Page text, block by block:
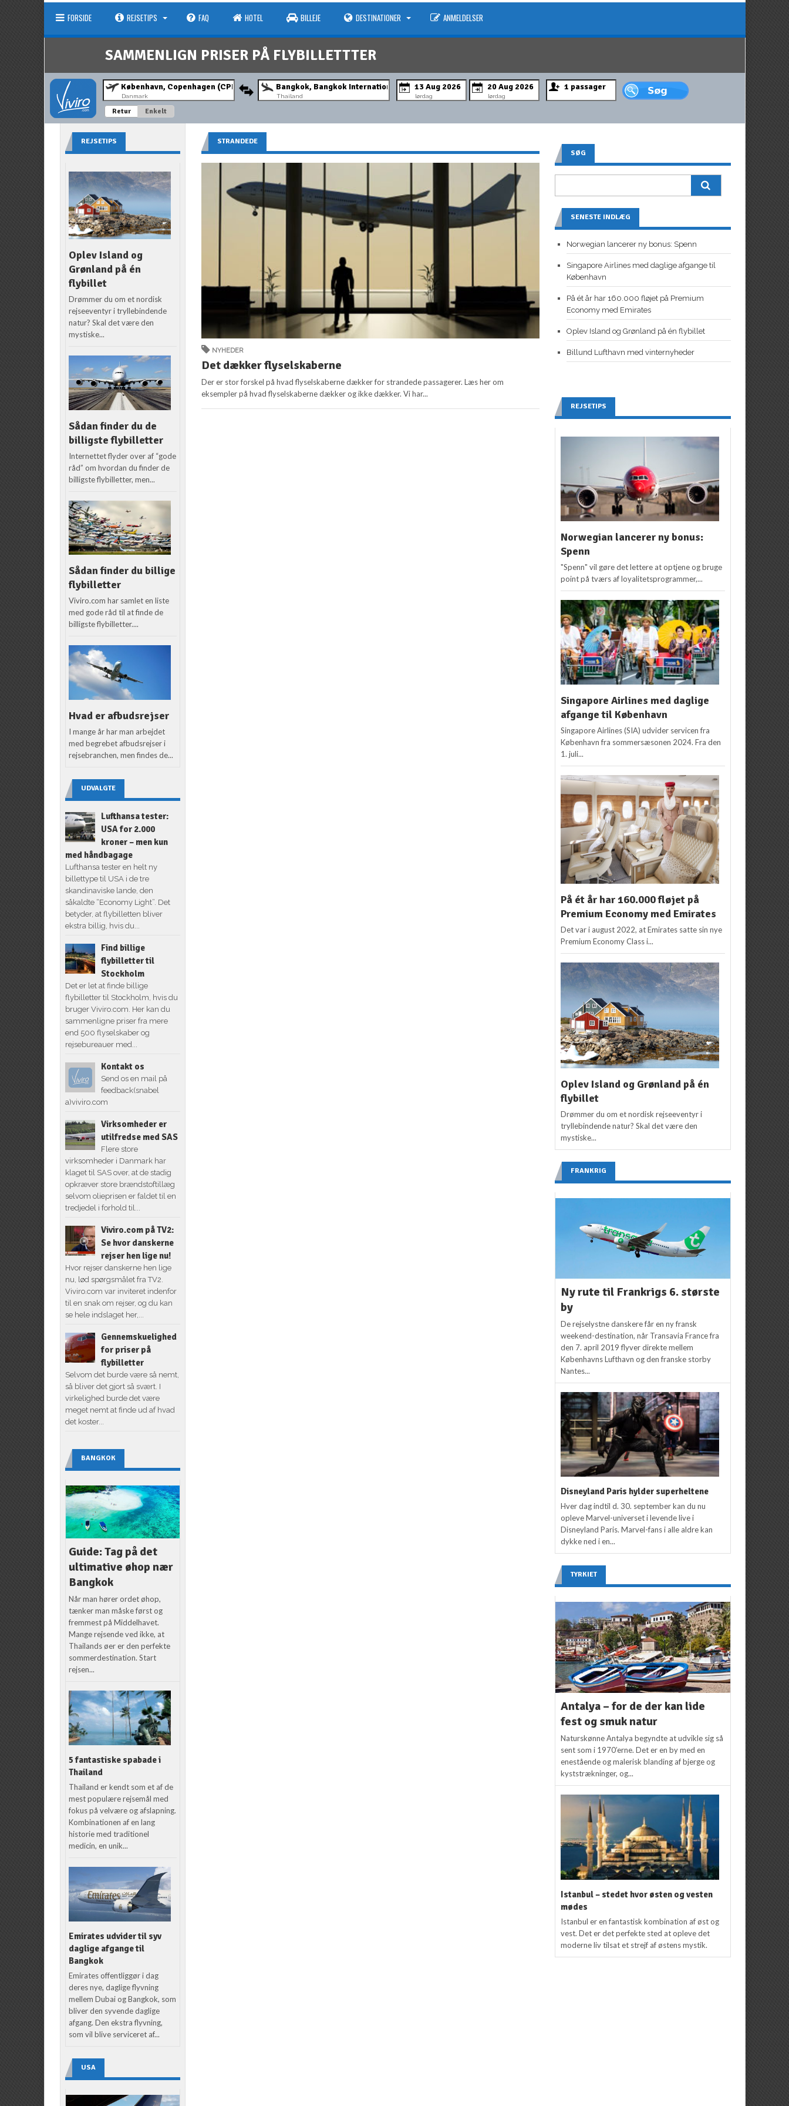
FORSIDE REJSETIPS FAQ HOTEL BILLEJE DESTINATIONER ANMELDELSER
SAMMENLIGN PRISER PÅ FLYBILLETTTER
Danmark Thailand lørdag lørdag
Retur Enkelt
STRANDEDE
NYHEDER
Det dækker flyselskaberne
Der er stor forskel på hvad flyselskaberne dækker for strandede passagerer. Læs her om
eksempler på hvad flyselskaberne dækker og ikke dækker. Vi har...
REJSETIPS
Oplev Island og
Grønland på én
flybillet
Drømmer du om et nordisk
rejseeventyr i tryllebindende
natur? Skal det være den
mystiske...
Sådan finder du de
billigste flybilletter
Internettet flyder over af “gode
råd” om hvordan du finder de
billigste flybilletter, men...
Sådan finder du billige
flybilletter
Viviro.com har samlet en liste
med gode råd til at finde de
billigste flybilletter....
Hvad er afbudsrejser
I mange år har man arbejdet
med begrebet afbudsrejser i
rejsebranchen, men findes de...
UDVALGTE
Lufthansa tester:
USA for 2.000
kroner – men kun
med håndbagage
Lufthansa tester en helt ny
billettype til USA i de tre
skandinaviske lande, den
såkaldte “Economy Light”. Det
betyder, at flybilletten bliver
ekstra billig, hvis du...
Find billige
flybilletter til
Stockholm
Det er let at finde billige
flybilletter til Stockholm, hvis du
bruger Viviro.com. Her kan du
sammenligne priser fra mere
end 500 flyselskaber og
rejsebureauer med...
Kontakt os
Send os en mail på
feedback(snabel
a)viviro.com
Virksomheder er
utilfredse med SAS
Flere store
virksomheder i Danmark har
klaget til SAS over, at de stadig
opkræver store brændstoftillæg
selvom olieprisen er faldet til en
tredjedel i forhold til...
Viviro.com på TV2:
Se hvor danskerne
rejser hen lige nu!
Hvor rejser danskerne hen lige
nu, lød spørgsmålet fra TV2.
Viviro.com var inviteret indenfor
til en snak om rejser, og du kan
se hele indslaget her,...
Gennemskuelighed
for priser på
flybilletter
Selvom det burde være så nemt,
så bliver det gjort så svært. I
virkelighed burde det være
meget nemt at finde ud af hvad
det koster...
BANGKOK
Guide: Tag på det
ultimative øhop nær
Bangkok
Når man hører ordet øhop,
tænker man måske først og
fremmest på Middelhavet.
Mange rejsende ved ikke, at
Thailands øer er den perfekte
sommerdestination. Start
rejsen...
5 fantastiske spabade i
Thailand
Thailand er kendt som et af de
mest populære rejsemål med
fokus på velvære og afslapning.
Kombinationen af en lang
historie med traditionel
medicin, en unik...
Emirates udvider til syv
daglige afgange til
Bangkok
Emirates offentliggør i dag
deres nye, daglige flyvning
mellem Dubai og Bangkok, som
bliver den syvende daglige
afgang. Den ekstra flyvning,
som vil blive serviceret af...
USA
SØG
SENESTE INDLÆG
Norwegian lancerer ny bonus: Spenn
Singapore Airlines med daglige afgange til
København
På ét år har 160.000 fløjet på Premium
Economy med Emirates
Oplev Island og Grønland på én flybillet
Billund Lufthavn med vinternyheder
REJSETIPS
Norwegian lancerer ny bonus:
Spenn
"Spenn" vil gøre det lettere at optjene og bruge
point på tværs af loyalitetsprogrammer,...
Singapore Airlines med daglige
afgange til København
Singapore Airlines (SIA) udvider servicen fra
København fra sommersæsonen 2024. Fra den
1. juli...
På ét år har 160.000 fløjet på
Premium Economy med Emirates
Det var i august 2022, at Emirates satte sin nye
Premium Economy Class i...
Oplev Island og Grønland på én
flybillet
Drømmer du om et nordisk rejseeventyr i
tryllebindende natur? Skal det være den
mystiske...
FRANKRIG
Ny rute til Frankrigs 6. største
by
De rejselystne danskere får en ny fransk
weekend-destination, når Transavia France fra
den 7. april 2019 flyver direkte mellem
Københavns Lufthavn og den franske storby
Nantes...
Disneyland Paris hylder superheltene
Hver dag indtil d. 30. september kan du nu
opleve Marvel-universet i levende live i
Disneyland Paris. Marvel-fans i alle aldre kan
dykke ned i en...
TYRKIET
Antalya – for de der kan lide
fest og smuk natur
Naturskønne Antalya begyndte at udvikle sig så
sent som i 1970’erne. Det er en by med en
enestående og malerisk blanding af bjerge og
kyststrækninger, og...
Istanbul – stedet hvor østen og vesten
mødes
Istanbul er en fantastisk kombination af øst og
vest. Det er det perfekte sted at opleve det
moderne liv tilsat et strejf af østens mystik.